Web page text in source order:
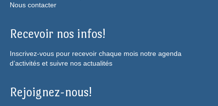
Nous contacter
Recevoir nos infos!
Inscrivez-vous pour recevoir chaque mois notre agenda
d’activités et suivre nos actualités
Rejoignez-nous!